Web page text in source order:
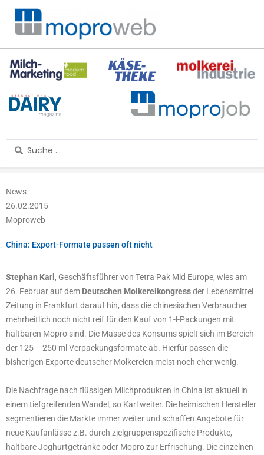
Zum
Inhalt
springen
Search
...
News
26.02.2015
Moproweb
China: Export-Formate passen oft nicht
Stephan Karl , Geschäftsführer von Tetra Pak Mid Europe, wies am
26. Februar auf dem Deutschen Molkereikongressder Lebensmittel
Zeitung in Frankfurt darauf hin, dass die chinesischen Verbraucher
mehrheitlich noch nicht reif für den Kauf von 1-l-Packungen mit
haltbaren Mopro sind. Die Masse des Konsums spielt sich im Bereich
der 125 – 250 ml Verpackungsformate ab. Hierfür passen die
bisherigen Exporte deutscher Molkereien meist noch eher wenig.
Die Nachfrage nach flüssigen Milchprodukten in China ist aktuell in
einem tiefgreifenden Wandel, so Karl weiter. Die heimischen Hersteller
segmentieren die Märkte immer weiter und schaffen Angebote für
neue Kaufanlässe z.B. durch zielgruppenspezifische Produkte,
haltbare Joghurtgetränke oder Mopro zur Erfrischung. Die einzelnen